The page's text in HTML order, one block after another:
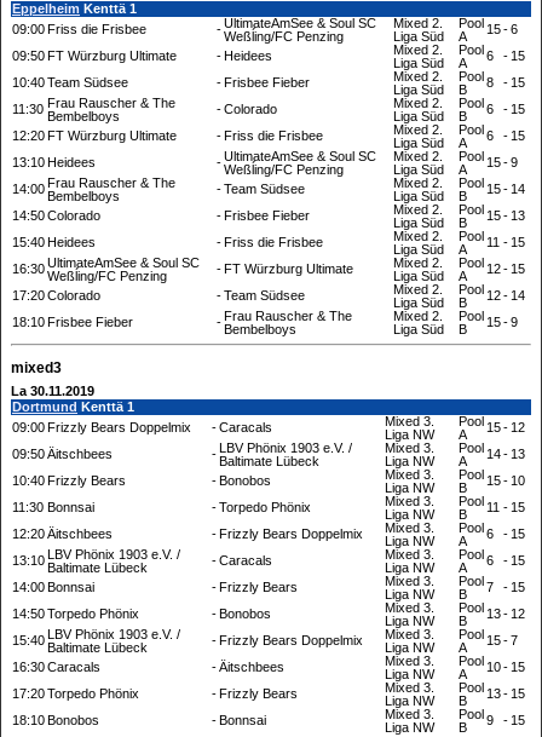
Eppelheim Kenttä 1
09:00Friss die Frisbee -UltimateAmSee & Soul SC
Weßĺing/FC Penzing
Mixed 2.
Liga Süd
Pool
A
15-6
09:50FT Würzburg Ultimate -Heidees
Mixed 2.
Liga Süd
Pool
A
6 - 15
10:40Team Südsee -Frisbee Fieber
Mixed 2.
Liga Süd
Pool
B
8 - 15
11:30 Frau Rauscher & The
Bembelboys
-Colorado
Mixed 2.
Liga Süd
Pool
B
6 - 15
12:20FT Würzburg Ultimate -Friss die Frisbee
Mixed 2.
Liga Süd
Pool
A
6 - 15
13:10Heidees -UltimateAmSee & Soul SC
Weßĺing/FC Penzing
Mixed 2.
Liga Süd
Pool
A
15-9
14:00Frau Rauscher & The
Bembelboys
-Team Südsee
Mixed 2.
Liga Süd
Pool
B
15- 14
14:50Colorado -Frisbee Fieber
Mixed 2.
Liga Süd
Pool
B
15- 13
15:40Heidees -Friss die Frisbee
Mixed 2.
Liga Süd
Pool
A
11 - 15
16:30UltimateAmSee & Soul SC
Weßĺing/FC Penzing
-FT Würzburg Ultimate
Mixed 2.
Liga Süd
Pool
A
12- 15
17:20Colorado -Team Südsee
Mixed 2.
Liga Süd
Pool
B
12- 14
18:10Frisbee Fieber -Frau Rauscher & The
Bembelboys
Mixed 2.
Liga Süd
Pool
B
15-9
mixed3
La 30.11.2019
Dortmund Kenttä 1
09:00Frizzly Bears Doppelmix -Caracals
Mixed 3.
Liga NW
Pool
A
15- 12
09:50Äitschbees -LBV Phönix 1903 e.V. /
Baltimate Lübeck
Mixed 3.
Liga NW
Pool
A
14- 13
10:40Frizzly Bears -Bonobos
Mixed 3.
Liga NW
Pool
B
15- 10
11:30 Bonnsai -Torpedo Phönix
Mixed 3.
Liga NW
Pool
B
11 - 15
12:20Äitschbees -Frizzly Bears Doppelmix
Mixed 3.
Liga NW
Pool
A
6 - 15
13:10LBV Phönix 1903 e.V. /
Baltimate Lübeck
-Caracals
Mixed 3.
Liga NW
Pool
A
6 - 15
14:00Bonnsai -Frizzly Bears
Mixed 3.
Liga NW
Pool
B
7 - 15
14:50Torpedo Phönix -Bonobos
Mixed 3.
Liga NW
Pool
B
13- 12
15:40LBV Phönix 1903 e.V. /
Baltimate Lübeck
-Frizzly Bears Doppelmix
Mixed 3.
Liga NW
Pool
A
15-7
16:30Caracals -Äitschbees
Mixed 3.
Liga NW
Pool
A
10- 15
17:20Torpedo Phönix -Frizzly Bears
Mixed 3.
Liga NW
Pool
B
13- 15
18:10Bonobos -Bonnsai
Mixed 3.
Liga NW
Pool
B
9 - 15